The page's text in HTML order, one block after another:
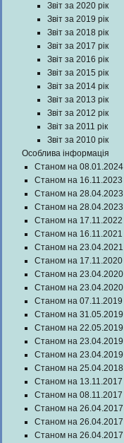
Звіт за 2020 рік
Звіт за 2019 рік
Звіт за 2018 рік
Звіт за 2017 рік
Звіт за 2016 рік
Звіт за 2015 рік
Звіт за 2014 рік
Звіт за 2013 рік
Звіт за 2012 рік
Звіт за 2011 рік
Звіт за 2010 рік
Особлива інформація
Станом на 08.01.2024
Станом на 16.11.2023
Станом на 28.04.2023
Станом на 28.04.2023
Станом на 17.11.2022
Станом на 16.11.2021
Станом на 23.04.2021
Станом на 17.11.2020
Станом на 23.04.2020
Станом на 23.04.2020
Станом на 07.11.2019
Станом на 31.05.2019
Станом на 22.05.2019
Станом на 23.04.2019
Станом на 23.04.2019
Станом на 25.04.2018
Станом на 13.11.2017
Станом на 08.11.2017
Станом на 26.04.2017
Станом на 26.04.2017
Станом на 26.04.2017